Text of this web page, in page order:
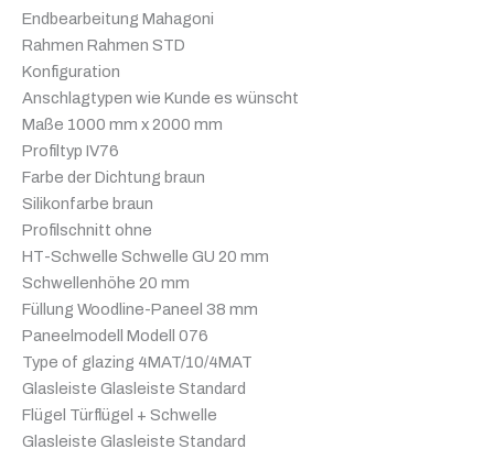
Endbearbeitung Mahagoni
Rahmen Rahmen STD
Konfiguration
Anschlagtypen wie Kunde es wünscht
Maße 1000 mm x 2000 mm
Profiltyp IV76
Farbe der Dichtung braun
Silikonfarbe braun
Profilschnitt ohne
HT-Schwelle Schwelle GU 20 mm
Schwellenhöhe 20 mm
Füllung Woodline-Paneel 38 mm
Paneelmodell Modell 076
Type of glazing 4MAT/10/4MAT
Glasleiste Glasleiste Standard
Flügel Türflügel + Schwelle
Glasleiste Glasleiste Standard